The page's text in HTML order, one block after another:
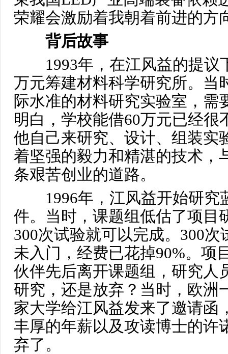
荣耀会激励着我朝着前进的方
背后故事
1993年，在江风益的提议
万元筹建材料科学研究所。当
际水准的材料研究实验室，需
明白，学校能借60万元已经很
他自己来研究、设计、组装实
着坚强的毅力和精湛的技术，
条艰苦创业的道路。
1996年，江风益开始研究
件。当时，课题组低估了项目
300次试验就可以完成。300
未入门，经费已花掉90%。项
伙伴先后离开课题组，研究人
研究，还是放弃？当时，欧洲
家大学给江风益发来了邀请函
丰厚的年薪以及攻读博士的许
弃了。